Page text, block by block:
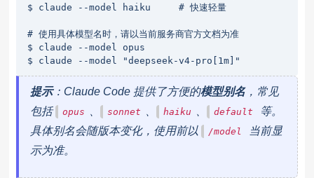
$ claude --model haiku     # 快速轻量
# 使用具体模型名时，请以当前服务商官方文档为准
$ claude --model opus
$ claude --model "deepseek-v4-pro[1m]"
提示：Claude Code 提供了方便的模型别名，常见
包括
opus 、 sonnet 、 haiku 、 default
等。
具体别名会随版本变化，使用前以
/model
当前显
示为准。